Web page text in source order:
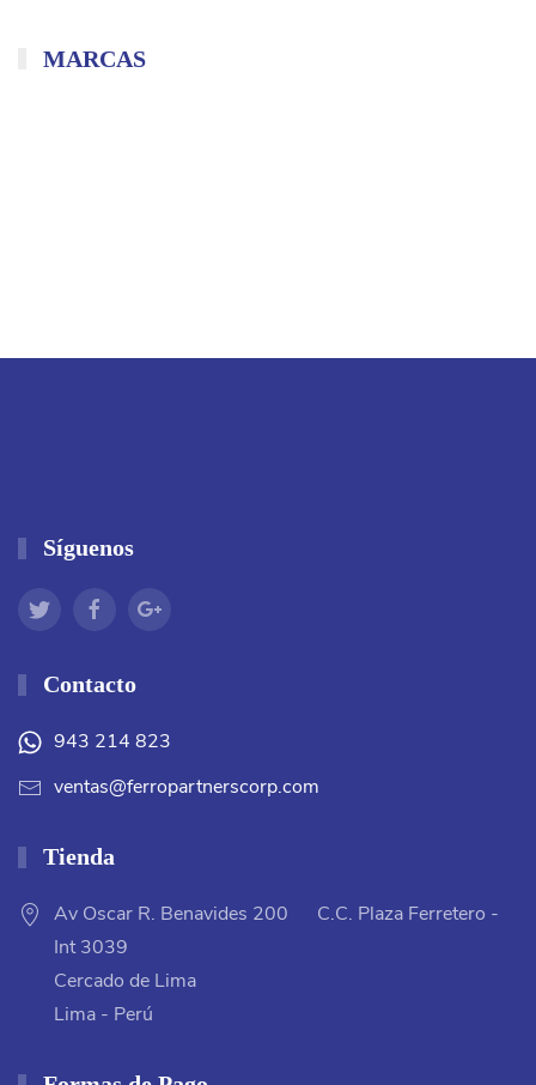
MARCAS
Síguenos
Contacto
943 214 823
ventas@ferropartnerscorp.com
Tienda
Av Oscar R. Benavides 200 C.C. Plaza Ferretero -
Int 3039
Cercado de Lima
Lima - Perú